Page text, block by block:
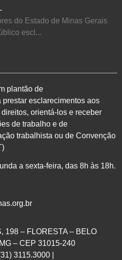
do Estado de Minas Gerais
escl...
plantão de
esclarecimentos aos
orientá-los e receber
de trabalho e de
trabalhista ou de Convenção
a sexta-feira, das 8h às 18h.
198 – FLORESTA – BELO
– CEP 31015-240
3115.3000 |